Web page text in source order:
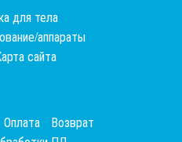
для тела
аппараты
сайта
Оплата
Возврат